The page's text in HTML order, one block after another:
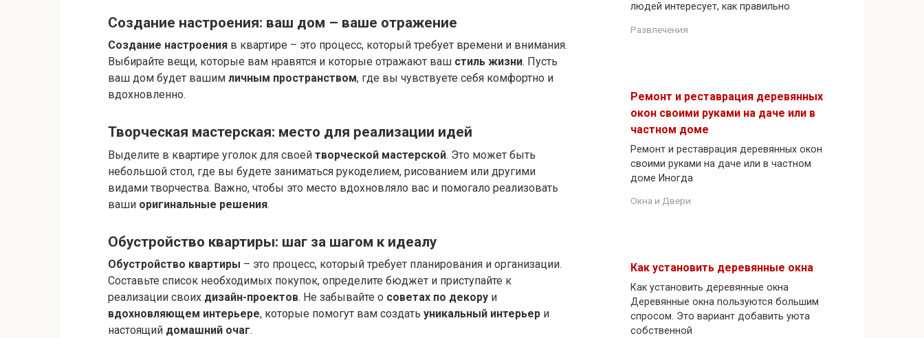
Создание настроения: ваш дом – ваше отражение
Создание настроения в квартире – это процесс, который требует времени и внимания.
Выбирайте вещи, которые вам нравятся и которые отражают ваш стиль жизни. Пусть
ваш дом будет вашим личным пространством, где вы чувствуете себя комфортно и
вдохновленно.
Творческая мастерская: место для реализации идей
Выделите в квартире уголок для своей творческой мастерской. Это может быть
небольшой стол, где вы будете заниматься рукоделием, рисованием или другими
видами творчества. Важно, чтобы это место вдохновляло вас и помогало реализовать
ваши оригинальные решения.
Обустройство квартиры: шаг за шагом к идеалу
Обустройство квартиры – это процесс, который требует планирования и организации.
Составьте список необходимых покупок, определите бюджет и приступайте к
реализации своих дизайн-проектов. Не забывайте о советах по декору и
вдохновляющем интерьере, которые помогут вам создать уникальный интерьер и
настоящий домашний очаг.
людей интересует, как правильно
Развлечения
Ремонт и реставрация деревянных
окон своими руками на даче или в
частном доме
Ремонт и реставрация деревянных окон
своими руками на даче или в частном
доме Иногда
Окна и Двери
Как установить деревянные окна
Как установить деревянные окна
Деревянные окна пользуются большим
спросом. Это вариант добавить уюта
собственной